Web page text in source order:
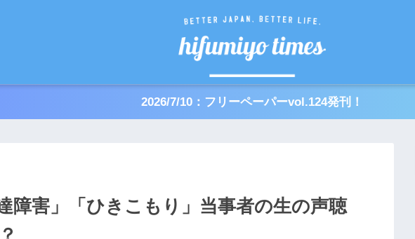
2026/7/10：フリーペーパーvol.124発刊！
障害」「ひきこもり」当事者の生の声聴